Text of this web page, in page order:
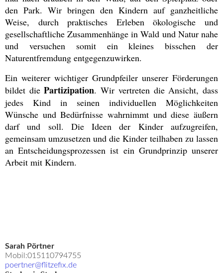
den Park. Wir bringen den Kindern auf ganzheitliche
Weise, durch praktisches Erleben ökologische und
gesellschaftliche Zusammenhänge in Wald und Natur nahe
und versuchen somit ein kleines bisschen der
Naturentfremdung entgegenzuwirken.
Ein weiterer wichtiger Grundpfeiler unserer Förderungen
bildet diePartizipation. Wir vertreten die Ansicht, dass
jedes Kind in seinen individuellen Möglichkeiten
Wünsche und Bedürfnisse wahrnimmt und diese äußern
darf und soll. Die Ideen der Kinder aufzugreifen,
gemeinsam umzusetzen und die Kinder teilhaben zu lassen
an Entscheidungsprozessen ist ein Grundprinzip unserer
Arbeit mit Kindern.
Sarah Pörtner
Mobil:015110794755
poertner@flitzefix.de